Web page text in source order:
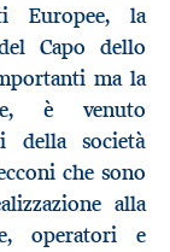
Europee, la
Capo dello
ma la
è venuto
della società
che sono
alla
operatori e